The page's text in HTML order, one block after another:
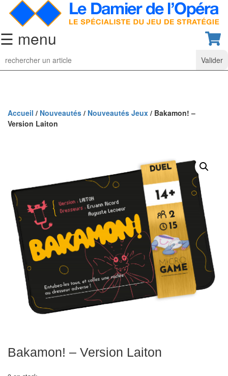
☰ menu
Jeu
d’Echecs
collection
d’échecs
classiques
Coffrets
Echiquiers
et
de
voyage
Echiquiers
électroniques
clubs
Accueil / Nouveautés / Nouveautés Jeux / Bakamon! –
Version Laiton
Bakamon! – Version Laiton